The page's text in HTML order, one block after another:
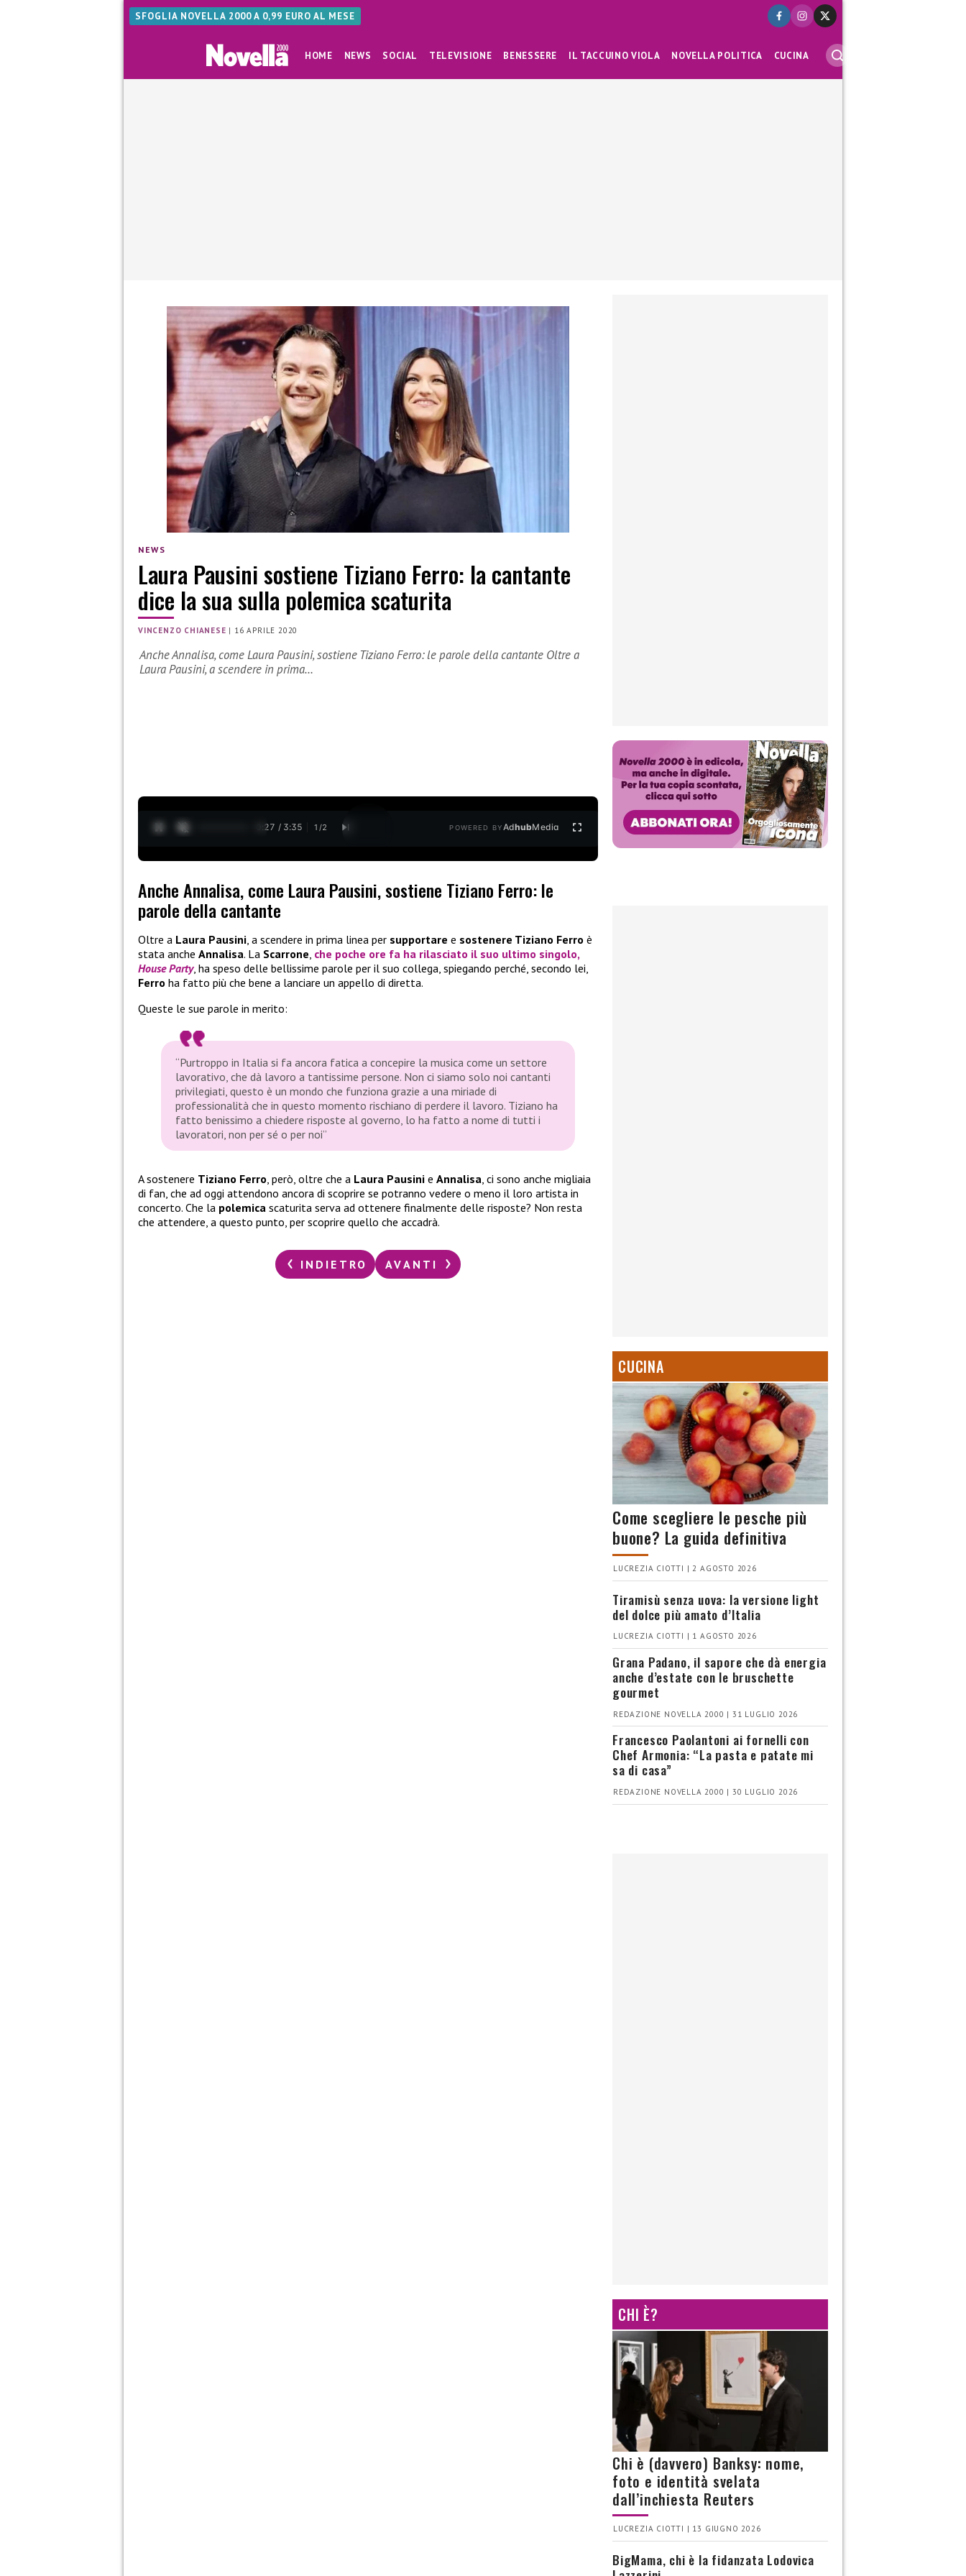
SFOGLIA NOVELLA 2000 A 0,99 EURO AL MESE
HOME NEWS SOCIAL TELEVISIONE BENESSERE IL TACCUINO VIOLA NOVELLA POLITICA CUCINA
NEWS
Laura Pausini sostiene Tiziano Ferro: la cantante
dice la sua sulla polemica scaturita
VINCENZO CHIANESE | 16 APRILE 2020
Anche Annalisa, come Laura Pausini, sostiene Tiziano Ferro: le parole della cantante Oltre a
Laura Pausini, a scendere in prima…
0:28 / 3:35 1 /2 POWERED BYAdhubMedia
Anche Annalisa, come Laura Pausini, sostiene Tiziano Ferro: le
parole della cantante
Oltre a Laura Pausini, a scendere in prima linea per supportare e sostenere Tiziano Ferro è
stata anche Annalisa. La Scarrone, che poche ore fa ha rilasciato il suo ultimo singolo,
House Party, ha speso delle bellissime parole per il suo collega, spiegando perché, secondo lei,
Ferro ha fatto più che bene a lanciare un appello di diretta.
Queste le sue parole in merito:
“Purtroppo in Italia si fa ancora fatica a concepire la musica come un settore
lavorativo, che dà lavoro a tantissime persone. Non ci siamo solo noi cantanti
privilegiati, questo è un mondo che funziona grazie a una miriade di
professionalità che in questo momento rischiano di perdere il lavoro. Tiziano ha
fatto benissimo a chiedere risposte al governo, lo ha fatto a nome di tutti i
lavoratori, non per sé o per noi”
A sostenere Tiziano Ferro, però, oltre che a Laura Pausini e Annalisa, ci sono anche migliaia
di fan, che ad oggi attendono ancora di scoprire se potranno vedere o meno il loro artista in
concerto. Che la polemica scaturita serva ad ottenere finalmente delle risposte? Non resta
che attendere, a questo punto, per scoprire quello che accadrà.
INDIETRO AVANTI
CUCINA
Come scegliere le pesche più
buone? La guida definitiva
LUCREZIA CIOTTI | 2 AGOSTO 2026
Tiramisù senza uova: la versione light
del dolce più amato d’Italia
LUCREZIA CIOTTI | 1 AGOSTO 2026
Grana Padano, il sapore che dà energia
anche d’estate con le bruschette
gourmet
REDAZIONE NOVELLA 2000 | 31 LUGLIO 2026
Francesco Paolantoni ai fornelli con
Chef Armonia: “La pasta e patate mi
sa di casa”
REDAZIONE NOVELLA 2000 | 30 LUGLIO 2026
CHI È?
Chi è (davvero) Banksy: nome,
foto e identità svelata
dall’inchiesta Reuters
LUCREZIA CIOTTI | 13 GIUGNO 2026
BigMama, chi è la fidanzata Lodovica